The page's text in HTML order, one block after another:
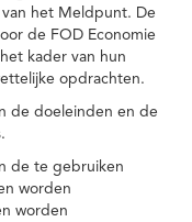
het Meldpunt. De
de FOD Economie
kader van hun
opdrachten.
de doeleinden en de
de te gebruiken
worden
worden